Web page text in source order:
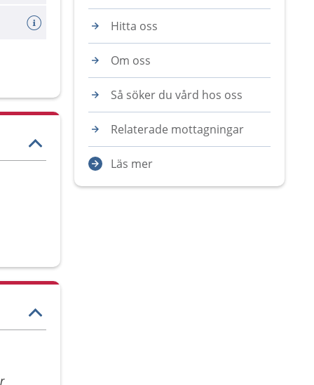
Hitta oss
Om oss
Så söker du vård hos oss
Relaterade mottagningar
Läs mer